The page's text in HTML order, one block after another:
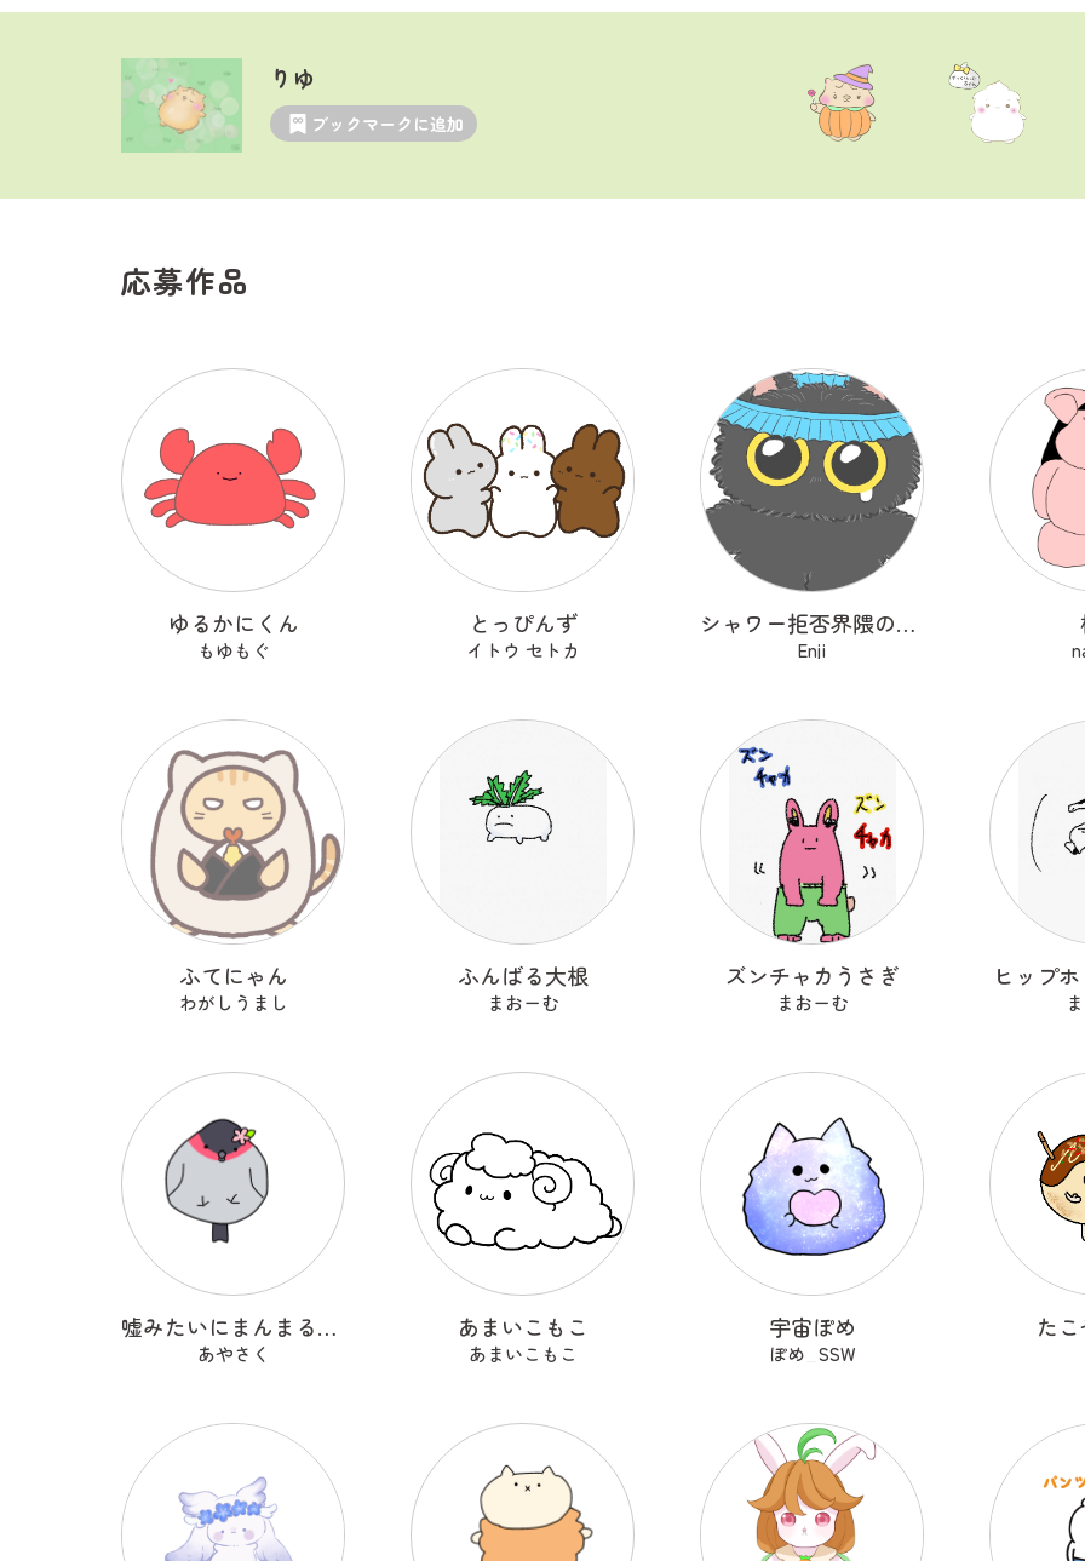
りゆ
ブックマークに追加
応募作品
ゆるかにくん
もゆもぐ
とっぴんず
イトウ セトカ
シャワー拒否界隈の子猫 ノワ
Enji
ふてにゃん
わがしうまし
ふんばる大根
まおーむ
ズンチャカうさぎ
まおーむ
ヒップ
嘘みたいにまんまるなウソ
あやさく
あまいこもこ
あまいこもこ
宇宙ぽめ
ぽめ_SSW
た